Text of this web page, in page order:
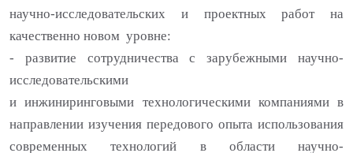
научно-исследовательских и проектных работ на
качественно новом уровне:
- развитие сотрудничества с зарубежными научно-
исследовательскими
и инжиниринговыми технологическими компаниями в
направлении изучения передового опыта использования
современных технологий в области научно-